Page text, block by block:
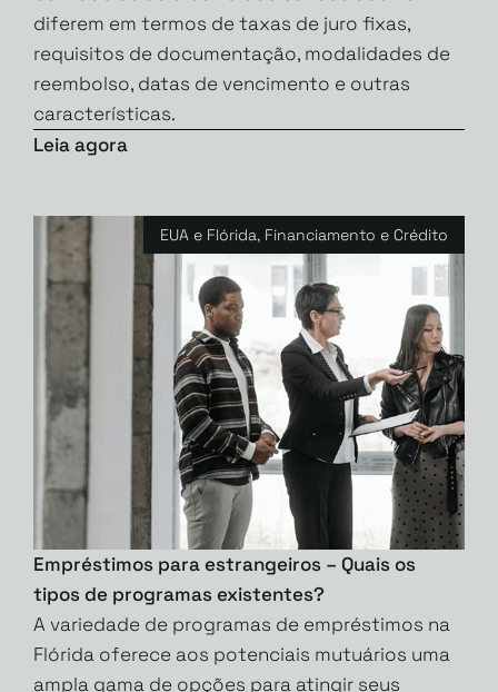
diferem em termos de taxas de juro fixas,
requisitos de documentação, modalidades de
reembolso, datas de vencimento e outras
características.
Leia agora
EUA e Flórida, Financiamento e Crédito
Empréstimos para estrangeiros – Quais os
tipos de programas existentes?
A variedade de programas de empréstimos na
Flórida oferece aos potenciais mutuários uma
ampla gama de opções para atingir seus